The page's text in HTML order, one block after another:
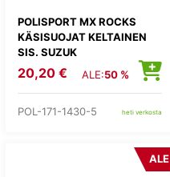
POLISPORT MX ROCKS
KÄSISUOJAT KELTAINEN
SIS. SUZUK
20,20 € ALE:50 %
POL-171-1430-5 heti verkosta
ALE